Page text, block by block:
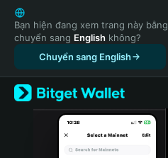
English
日本語
Tiếng Việt
Русский
Español (Latinoamérica)
Türkçe
Italiano
Bạn hiện đang xem trang này bằng
chuyển sang English không?
Chuyển sang English